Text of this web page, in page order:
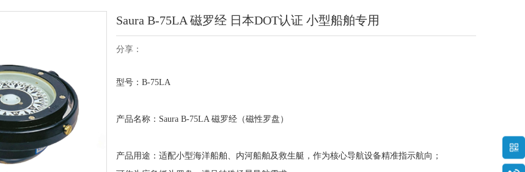
Saura B-75LA 磁罗经 日本DOT认证 小型船舶专用
分享：
型号：B-75LA
产品名称：Saura B-75LA 磁罗经（磁性罗盘）
产品用途：适配小型海洋船舶、内河船舶及救生艇，作为核心导航设备精准指示航向；